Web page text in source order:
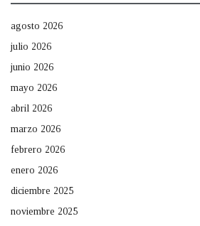
agosto 2026
julio 2026
junio 2026
mayo 2026
abril 2026
marzo 2026
febrero 2026
enero 2026
diciembre 2025
noviembre 2025